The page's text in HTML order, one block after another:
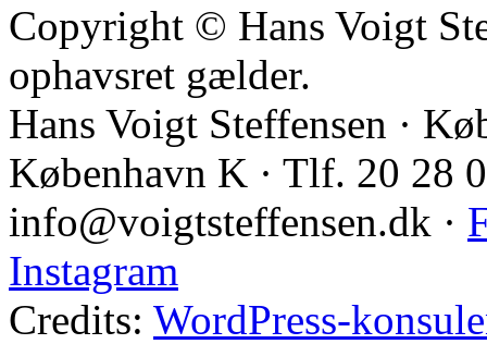
Copyright © Hans Voigt
ophavsret gælder.
Hans Voigt Steffensen ·
København K · Tlf. 20 28
info@voigtsteffensen.dk ·
Instagram
Credits: WordPress-